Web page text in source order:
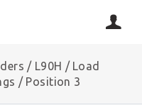
/ L90H / Load
/ Position 3